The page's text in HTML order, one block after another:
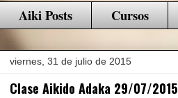
Aiki Posts Cursos
viernes, 31 de julio de 2015
Clase Aikido Adaka 29/07/2015